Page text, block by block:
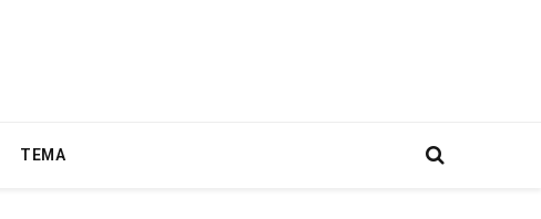
ТЕМА